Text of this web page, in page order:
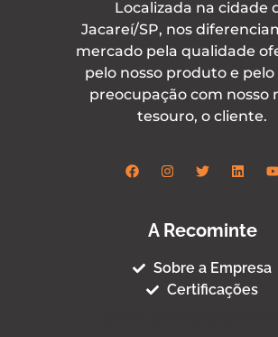
Localizada na cidade
Jacareí/SP, nos
mercado pela qualidade
pelo nosso produto e pelo
preocupação com nosso
tesouro, o cliente.
A Recominte
Sobre a Empresa
Certificações